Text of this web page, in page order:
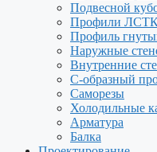
Подвесной
Профили
Профиль
Наружные
Внутренние
С-образный
Саморезы
Холодильные
Арматура
Балка